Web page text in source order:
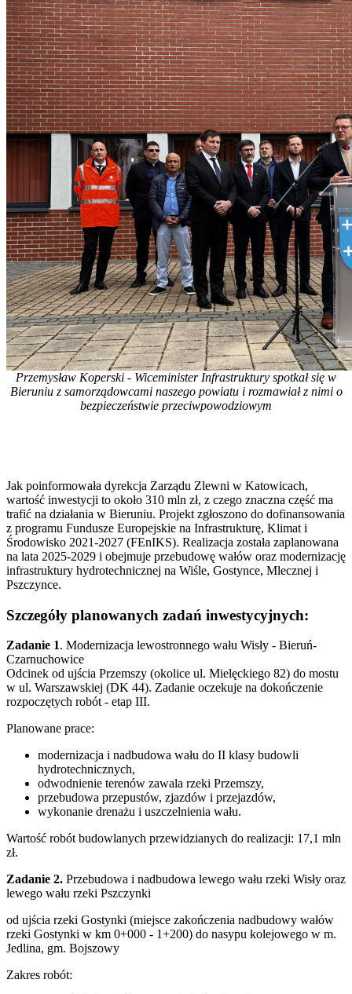
Przemysław Koperski - Wiceminister Infrastruktury spotkał się w
Bieruniu z samorządowcami naszego powiatu i rozmawiał z nimi o
bezpieczeństwie przeciwpowodziowym
Jak poinformowała dyrekcja Zarządu Zlewni w Katowicach,
wartość inwestycji to około 310 mln zł, z czego znaczna część ma
trafić na działania w Bieruniu. Projekt zgłoszono do dofinansowania
z programu Fundusze Europejskie na Infrastrukturę, Klimat i
Środowisko 2021-2027 (FEnIKS). Realizacja została zaplanowana
na lata 2025-2029 i obejmuje przebudowę wałów oraz modernizację
infrastruktury hydrotechnicznej na Wiśle, Gostynce, Mlecznej i
Pszczynce.
Szczegóły planowanych zadań inwestycyjnych:
Zadanie 1. Modernizacja lewostronnego wału Wisły - Bieruń-
Czarnuchowice
Odcinek od ujścia Przemszy (okolice ul. Mielęckiego 82) do mostu
w ul. Warszawskiej (DK 44). Zadanie oczekuje na dokończenie
rozpoczętych robót - etap III.
Planowane prace:
modernizacja i nadbudowa wału do II klasy budowli
hydrotechnicznych,
odwodnienie terenów zawala rzeki Przemszy,
przebudowa przepustów, zjazdów i przejazdów,
wykonanie drenażu i uszczelnienia wału.
Wartość robót budowlanych przewidzianych do realizacji: 17,1 mln
zł.
Zadanie 2. Przebudowa i nadbudowa lewego wału rzeki Wisły oraz
lewego wału rzeki Pszczynki
od ujścia rzeki Gostynki (miejsce zakończenia nadbudowy wałów
rzeki Gostynki w km 0+000 - 1+200) do nasypu kolejowego w m.
Jedlina, gm. Bojszowy
Zakres robót: